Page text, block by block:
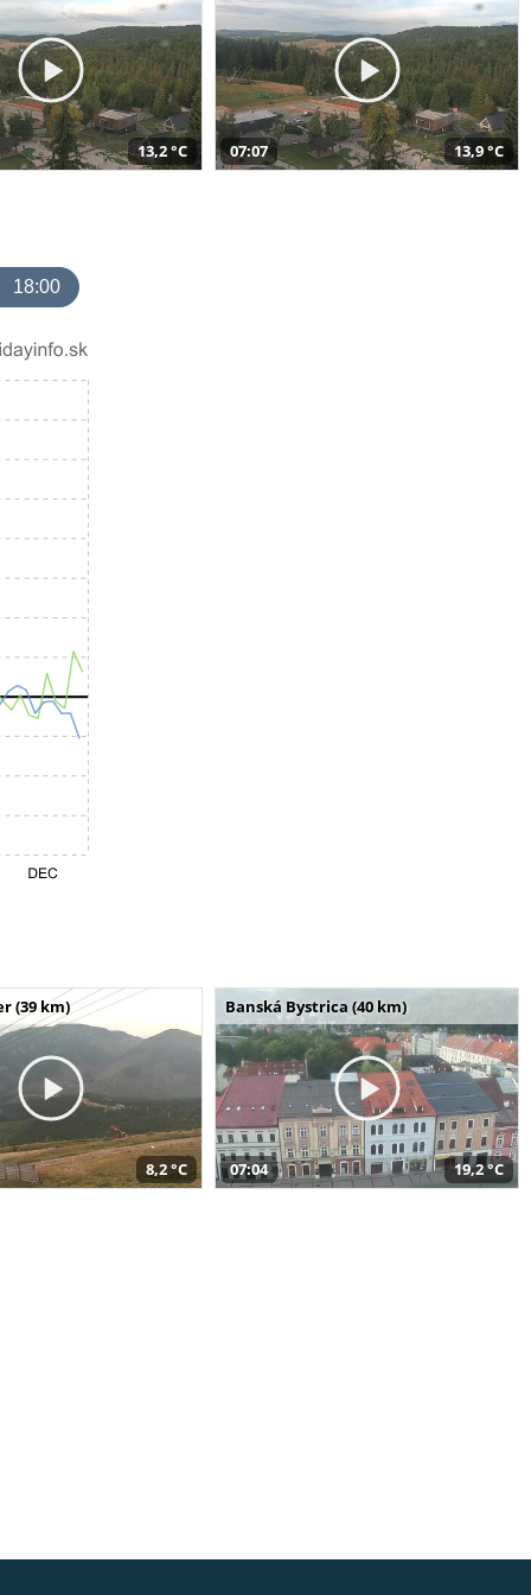
13,2 °C 07:07 13,9 °C
18:00
(39 km)
8,2 °C
Banská Bystrica (40 km)
07:04 19,2 °C